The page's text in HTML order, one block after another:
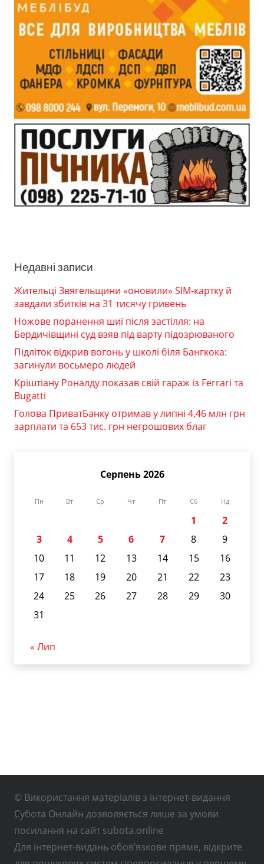
Недавні записи
Жительці Звягельщини «оновили» SIM-картку й
завдали збитків на 31 тисячу гривень
Ножове поранення шиї після застілля: на
Бердичівщині суд взяв під варту підозрюваного
Підліток відкрив вогонь у школі біля Бангкока:
загинули восьмеро людей
Кріштіану Роналду показав свій гараж із Ferrari та
Bugatti
Голова ПриватБанку отримав у липні 4,46 млн грн
зарплати та 653 тис. грн негрошових благ
Серпень 2026
Пн Вт Ср Чт Пт Сб Нд
1
2
3
4 5 6 7 8
9
10
11 12 13 14 15
16
17
18 19 20 21 22
23
24
25 26 27 28 29
30
31
« Лип
© Використання матеріалів з інтернет-видання
Субота Онлайн дозволяється лише за умови
посилання на сайт subota.online
Для інтернет-видань обов’язкове пряме, відкрите